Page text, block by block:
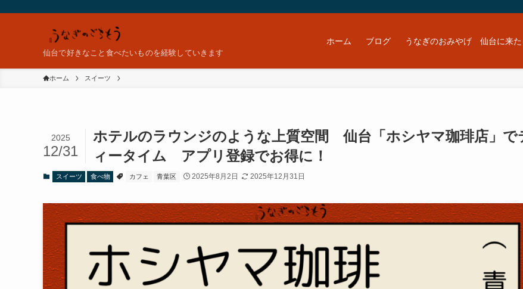
仙台で好きなこと食べたいものを経験していきます
ホーム ブログ うなぎのおみやげ 仙台に来
ホーム スイーツ
ホテルのラウンジのような上質空間 仙台「ホシヤマ珈琲店」で
ィータイム アプリ登録でお得に！
2025
12/31
スイーツ 食べ物 カフェ 青葉区 2025年8月2日 2025年12月31日